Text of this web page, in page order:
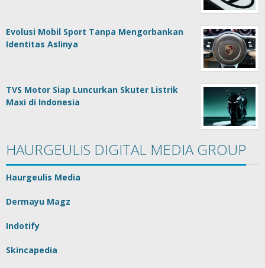
Evolusi Mobil Sport Tanpa Mengorbankan
Identitas Aslinya
TVS Motor Siap Luncurkan Skuter Listrik
Maxi di Indonesia
HAURGEULIS DIGITAL MEDIA GROUP
Haurgeulis Media
Dermayu Magz
Indotify
Skincapedia